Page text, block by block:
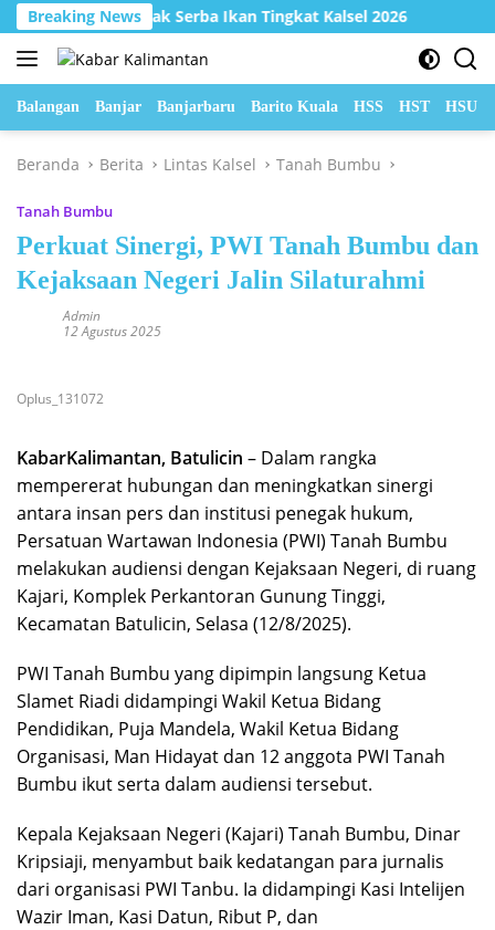
Langsung
ke
konten
Breaking News
Masak Serba Ikan Tingkat Kalsel 2026
Balangan Banjar Banjarbaru Barito Kuala HSS HST HSU
Beranda Berita Lintas Kalsel Tanah Bumbu
Tanah Bumbu
Perkuat Sinergi, PWI Tanah Bumbu dan
Kejaksaan Negeri Jalin Silaturahmi
Admin
12 Agustus 2025
Oplus_131072
KabarKalimantan, Batulicin – Dalam rangka
mempererat hubungan dan meningkatkan sinergi
antara insan pers dan institusi penegak hukum,
Persatuan Wartawan Indonesia (PWI) Tanah Bumbu
melakukan audiensi dengan Kejaksaan Negeri, di ruang
Kajari, Komplek Perkantoran Gunung Tinggi,
Kecamatan Batulicin, Selasa (12/8/2025).
PWI Tanah Bumbu yang dipimpin langsung Ketua
Slamet Riadi didampingi Wakil Ketua Bidang
Pendidikan, Puja Mandela, Wakil Ketua Bidang
Organisasi, Man Hidayat dan 12 anggota PWI Tanah
Bumbu ikut serta dalam audiensi tersebut.
Kepala Kejaksaan Negeri (Kajari) Tanah Bumbu, Dinar
Kripsiaji, menyambut baik kedatangan para jurnalis
dari organisasi PWI Tanbu. Ia didampingi Kasi Intelijen
Wazir Iman, Kasi Datun, Ribut P, dan